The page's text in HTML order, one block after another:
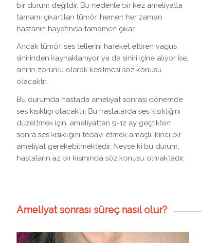
bir durum değildir. Bu nedenle bir kez ameliyatla
tamamı çıkartılan tümör, hemen her zaman
hastanın hayatında tamamen çıkar.
Ancak tümör, ses tellerini hareket ettiren vagus
sinirinden kaynaklanıyor ya da siniri içine alıyor ise,
sinirin zorunlu olarak kesilmesi söz konusu
olacaktır.
Bu durumda hastada ameliyat sonrası dönemde
ses kısıklığı olacaktır. Bu hastalarda ses kısıklığını
düzeltmek için, ameliyattan 9-12 ay geçtikten
sonra ses kısıklığını tedavi etmek amaçlı ikinci bir
ameliyat gerekebilmektedir. Neyse ki bu durum,
hastaların az bir kısmında söz konusu olmaktadır.
Ameliyat sonrası süreç nasıl olur?